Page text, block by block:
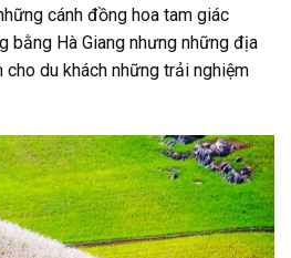
cánh đồng hoa tam giác
bằng Hà Giang nhưng những địa
du khách những trải nghiệm